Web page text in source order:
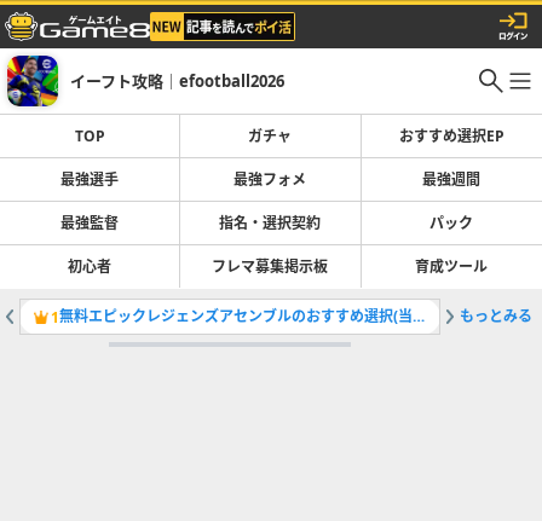
イーフト攻略｜efootball2026
TOP ガチャ おすすめ選択EP
最強選手 最強フォメ 最強週間
最強監督 指名・選択契約 パック
初心者 フレマ募集掲示板 育成ツール
1 無料エピックレジェンズアセンブルのおすすめ選択(当たり)選手ランキングと引き方 2最強選
もっとみる